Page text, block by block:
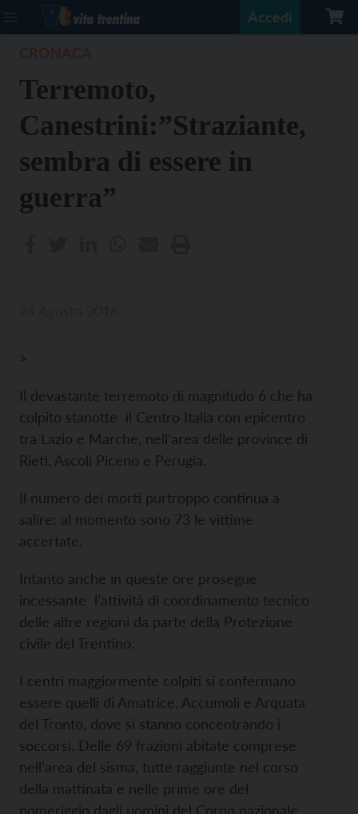
Accedi
Terremoto,
Canestrini:”Straziante,
sembra di essere in
guerra”
>
Il devastante terremoto di magnitudo 6 che ha
colpito stanotte il Centro Italia con epicentro
tra Lazio e Marche, nell’area delle province di
Rieti, Ascoli Piceno e Perugia.
Il numero dei morti purtroppo continua a
salire: al momento sono 73 le vittime
accertate.
Intanto anche in queste ore prosegue
incessante l’attività di coordinamento tecnico
delle altre regioni da parte della Protezione
civile del Trentino.
I centri maggiormente colpiti si confermano
essere quelli di Amatrice, Accumoli e Arquata
del Tronto, dove si stanno concentrando i
soccorsi. Delle 69 frazioni abitate comprese
nell’area del sisma, tutte raggiunte nel corso
della mattinata e nelle prime ore del
pomeriggio dagli uomini del Corpo nazionale